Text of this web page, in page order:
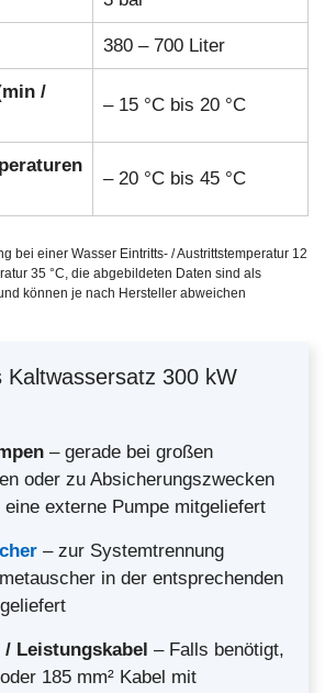
380 – 700 Liter
/
– 15 °C bis 20 °C
– 20 °C bis 45 °C
bei einer Wasser Eintritts- / Austrittstemperatur 12
35 °C, die abgebildeten Daten sind als
können je nach Hersteller abweichen
Kaltwassersatz 300 kW
– gerade bei großen
oder zu Absicherungszwecken
externe Pumpe mitgeliefert
– zur Systemtrennung
in der entsprechenden
Leistungskabel – Falls benötigt,
185 mm² Kabel mit